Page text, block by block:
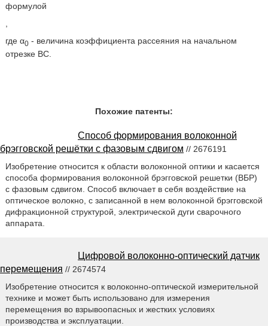
формулой
где α0- величина коэффициента рассеяния на начальном
отрезке ВС.
Похожие патенты:
Способ формирования волоконной
брэгговской решётки с фазовым сдвигом // 2676191
Изобретение относится к области волоконной оптики и касается
способа формирования волоконной брэгговской решетки (ВБР)
с фазовым сдвигом. Способ включает в себя воздействие на
оптическое волокно, с записанной в нем волоконной брэгговской
дифракционной структурой, электрической дуги сварочного
аппарата.
Цифровой волоконно-оптический датчик
перемещения // 2674574
Изобретение относится к волоконно-оптической измерительной
технике и может быть использовано для измерения
перемещения во взрывоопасных и жестких условиях
производства и эксплуатации.